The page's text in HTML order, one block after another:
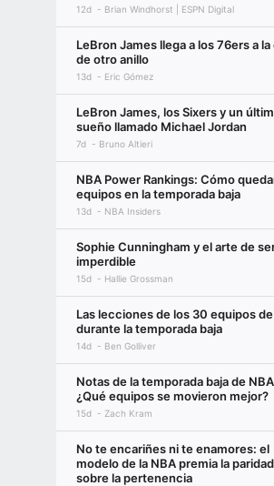
12d Brian Windhorst | ESPN Digital
LeBron James llega a los 76ers a la
de otro anillo
13d Eric Gómez
LeBron James, los Sixers y un
sueño llamado Michael Jordan
7d Bruno Altieri
NBA Power Rankings: Cómo
equipos en la temporada baja
13d NBA Insiders
Sophie Cunningham y el arte de
imperdible
15d Hallie Grossman
Las lecciones de los 30 equipos
durante la temporada baja
14d Ben Golliver
Notas de la temporada baja de
¿Qué equipos se movieron mejor?
15d Zach Kram
No te encariñes ni te enamores: el
modelo de la NBA premia la paridad
sobre la pertenencia